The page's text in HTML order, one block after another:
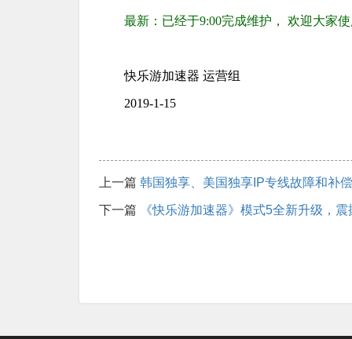
最新：已经于9:00完成维护， 欢迎大家
快乐游加速器 运营组
2019-1-15
上一篇 韩国独享、美国独享IP专线故障和补
下一篇 《快乐游加速器》模式5全新升级，